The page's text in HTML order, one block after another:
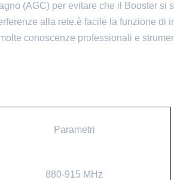
(AGC) per evitare che il Booster si
alla rete.è facile la funzione di
conoscenze professionali e
Parametri
880-915 MHz